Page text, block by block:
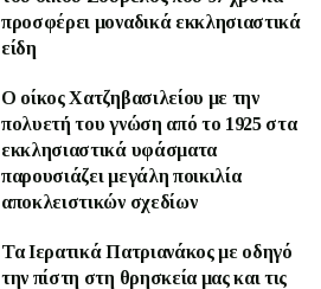
προσφέρει μοναδικά εκκλησιαστικά
είδη
Ο οίκος Χατζηβασιλείου με την
πολυετή του γνώση από το 1925 στα
εκκλησιαστικά υφάσματα
παρουσιάζει μεγάλη ποικιλία
αποκλειστικών σχεδίων
Τα Ιερατικά Πατριανάκος με οδηγό
την πίστη στη θρησκεία μας και τις